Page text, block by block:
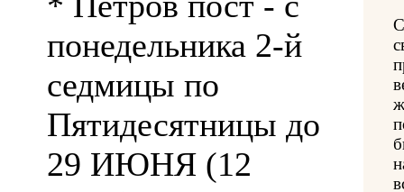
понедельника 2-й
седмицы по
Пятидесятницы до
29 ИЮНЯ (12